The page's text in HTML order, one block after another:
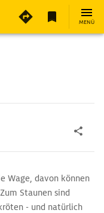
MENÜ
Wage, davon können
Staunen sind
- und natürlich